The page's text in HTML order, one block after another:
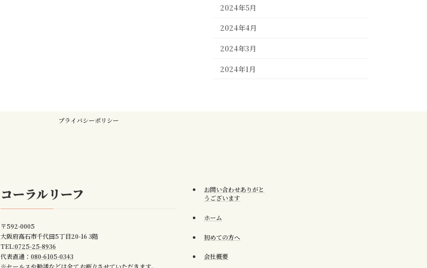
2024年5月
2024年4月
2024年3月
2024年1月
プライバシーポリシー
コーラルリーフ
〒592-0005
大阪府高石市千代田5丁目20-16 3階
TEL:0725-25-8936
代表直通： 080-6105-0343
※セールスや勧誘などは全てお断りさせていただきます。
お問い合わせありがと
うございます
ホーム
初めての方へ
会社概要